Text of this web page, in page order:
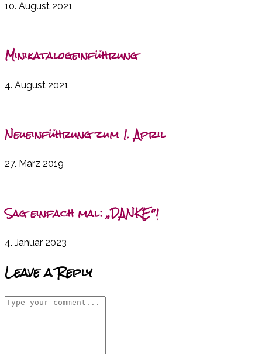
10. August 2021
Minikatalogeinführung
4. August 2021
Neueinführung zum 1. April
27. März 2019
Sag einfach mal: „DANKE“!
4. Januar 2023
Leave a Reply